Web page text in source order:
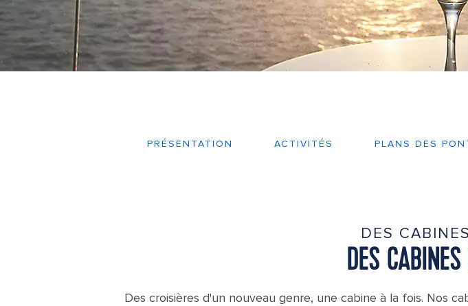
PRÉSENTATION ACTIVITÉS PLANS DES
DES
DES
Des croisières d'un nouveau genre, une cabine à la fois. Nos